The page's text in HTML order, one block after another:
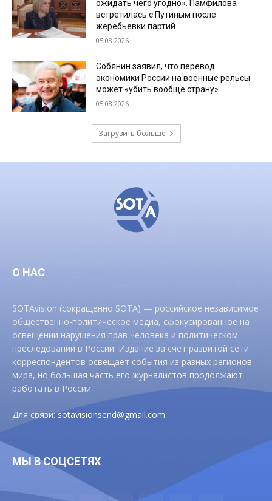
ожидать чего угодно». Памфилова
встретилась с Путиным после
жеребьевки партий
05.08.2026
Собянин заявил, что перевод
экономики России на военные рельсы
может «убить вообще страну»
05.08.2026
Загрузить больше
О НАС
SOTAvision (сокращенно SOTA) — российское независимое
общественно-политическое медиа, сфокусированное на
освещении нарушения прав человека и политическом
преследовании в России. Издание за счет развитой сети
корреспондентов освещает события из разных регионов
мира, но большая часть его журналистов продолжают
работать в России.
Для связи:sotavisionsend@gmail.com
МЫ В СОЦСЕТЯХ